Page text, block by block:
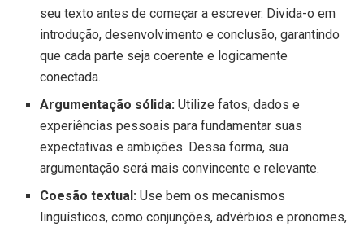
seu texto antes de começar a escrever. Divida-o em
introdução, desenvolvimento e conclusão, garantindo
que cada parte seja coerente e logicamente
conectada.
Argumentação sólida: Utilize fatos, dados e
experiências pessoais para fundamentar suas
expectativas e ambições. Dessa forma, sua
argumentação será mais convincente e relevante.
Coesão textual: Use bem os mecanismos
linguísticos, como conjunções, advérbios e pronomes,